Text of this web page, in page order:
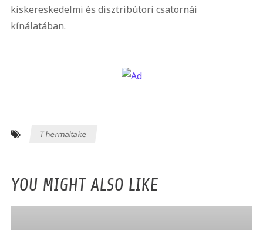
kiskereskedelmi és disztribútori csatornái
kínálatában.
Thermaltake
YOU MIGHT ALSO LIKE